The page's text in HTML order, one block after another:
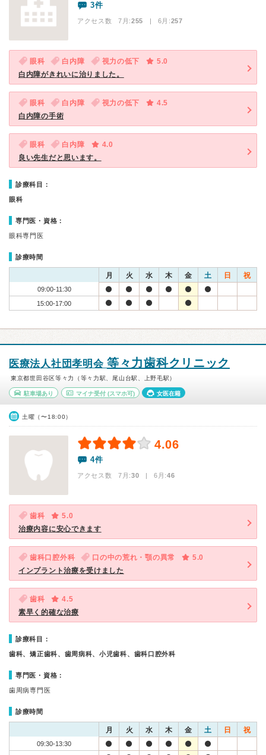
3件
アクセス数 7月:255 | 6月:257
眼科 白内障 視力の低下
5.0
白内障がきれいに治りました。
眼科 白内障 視力の低下
4.5
白内障の手術
眼科 白内障
4.0
良い先生だと思います。
診療科目：
眼科
専門医・資格：
眼科専門医
診療時間
月 火 水 木 金 土 日 祝
09:00-11:30
15:00-17:00
医療法人社団孝明会 等々力歯科クリニック
東京都世田谷区等々力（等々力駅、尾山台駅、上野毛駅）
駐車場あり マイナ受付(スマホ可) 女医在籍
土曜（〜18:00）
4.06
4件
アクセス数 7月:30 | 6月:46
歯科
5.0
治療内容に安心できます
歯科口腔外科 口の中の荒れ・顎の異常
5.0
インプラント治療を受けました
歯科
4.5
素早く的確な治療
診療科目：
歯科、矯正歯科、歯周病科、小児歯科、歯科口腔外科
専門医・資格：
歯周病専門医
診療時間
月 火 水 木 金 土 日 祝
09:30-13:30